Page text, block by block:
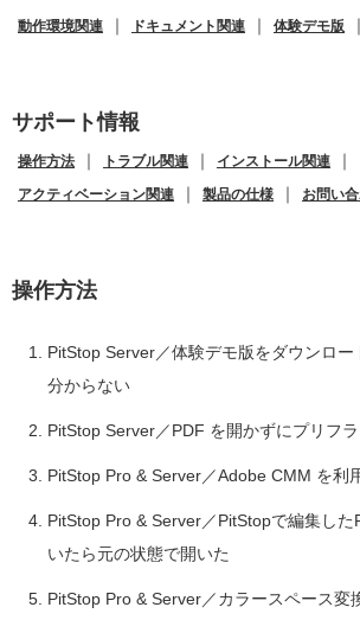
動作環境関連 ｜ ドキュメント関連 ｜ 体験デモ版 ｜
サポート情報
操作方法 ｜ トラブル関連 ｜ インストール関連 ｜
アクティベーション関連 ｜ 製品の仕様 ｜ お問い
操作方法
PitStop Server／体験デモ版をダウンロ
分からない
PitStop Server／PDF を開かずにプリフ
PitStop Pro & Server／Adobe CMM を利
PitStop Pro & Server／PitStopで編集し
いたら元の状態で開いた
PitStop Pro & Server／カラースペース変